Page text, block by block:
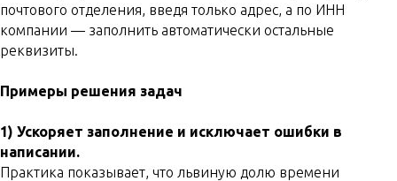
почтового отделения, введя только адрес, а по ИНН
компании — заполнить автоматически остальные
реквизиты.
Примеры решения задач
1) Ускоряет заполнение и исключает ошибки в
написании.
Практика показывает, что львиную долю времени